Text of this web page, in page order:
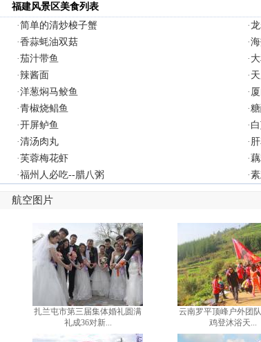
福建风景区美食列表
·简单的清炒梭子蟹 ·
·香蒜蚝油双菇 ·
·茄汁带鱼 ·
·辣酱面 ·
·洋葱焖马鲛鱼 ·
·青椒烧鲳鱼 ·
·开屏鲈鱼 ·
·清汤肉丸 ·
·芙蓉梅花虾 ·
·福州人必吃--腊八粥 ·
航空图片
扎兰屯市第三届集体婚礼圆满
礼成36对新...
云南罗平顶峰户外团
鸡登沐浴天...